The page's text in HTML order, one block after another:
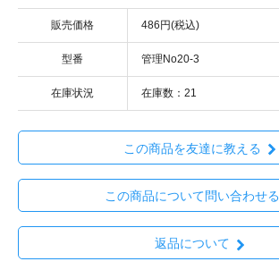
販売価格 486円(税込)
型番 管理No20-3
在庫状況 在庫数：21
この商品を友達に教える
この商品について問い合わせる
返品について